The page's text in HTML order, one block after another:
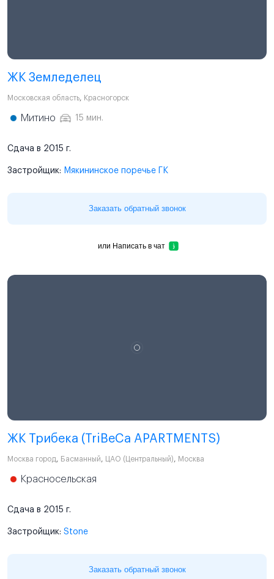
ЖК Земледелец
Московская область, Красногорск
Митино 15 мин.
Сдача в 2015 г.
Застройщик: Мякининское поречье ГК
Заказать обратный звонок
или Написать в чат
ЖК Трибека (TriBeCa APARTMENTS)
Москва город, Басманный, ЦАО (Центральный), Москва
Красносельская
Сдача в 2015 г.
Застройщик: Stone
Заказать обратный звонок